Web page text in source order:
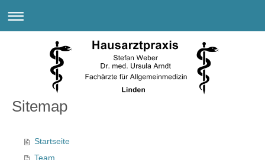
Sitemap
Startseite
Team